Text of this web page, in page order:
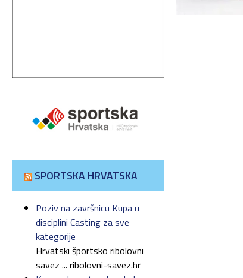
SPORTSKA HRVATSKA
Poziv na završnicu Kupa u
disciplini Casting za sve
kategorije
Hrvatski športsko ribolovni
savez ... ribolovni-savez.hr